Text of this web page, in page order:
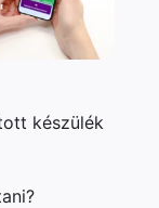
készülék